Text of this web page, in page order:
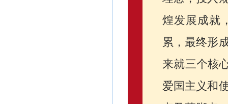
煌发展成就
累，最终形
来就三个核
爱国主义和